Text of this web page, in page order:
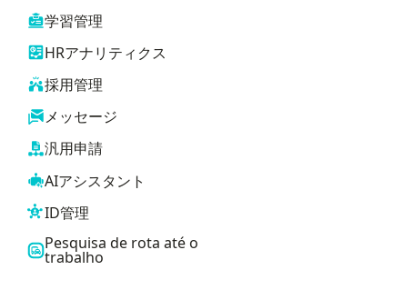
学習管理
HRアナリティクス
採用管理
メッセージ
汎用申請
AIアシスタント
ID管理
Pesquisa de rota até o
trabalho